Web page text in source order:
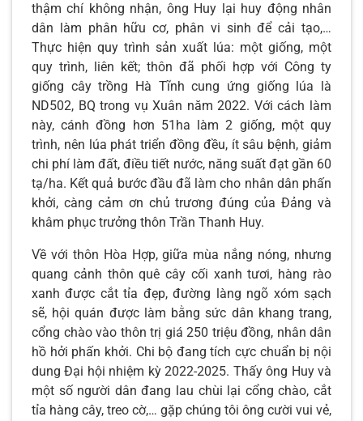
thậm chí không nhận, ông Huy lại huy động nhân
dân làm phân hữu cơ, phân vi sinh để cải tạo,…
Thực hiện quy trình sản xuất lúa: một giống, một
quy trình, liên kết; thôn đã phối hợp với Công ty
giống cây trồng Hà Tĩnh cung ứng giống lúa là
ND502, BQ trong vụ Xuân năm 2022. Với cách làm
này, cánh đồng hơn 51ha làm 2 giống, một quy
trình, nên lúa phát triển đồng đều, ít sâu bệnh, giảm
chi phí làm đất, điều tiết nước, năng suất đạt gần 60
tạ/ha. Kết quả bước đầu đã làm cho nhân dân phấn
khởi, càng cảm ơn chủ trương đúng của Đảng và
khâm phục trưởng thôn Trần Thanh Huy.
Về với thôn Hòa Hợp, giữa mùa nắng nóng, nhưng
quang cảnh thôn quê cây cối xanh tươi, hàng rào
xanh được cắt tỉa đẹp, đường làng ngõ xóm sạch
sẽ, hội quán được làm bằng sức dân khang trang,
cổng chào vào thôn trị giá 250 triệu đồng, nhân dân
hồ hởi phấn khởi. Chi bộ đang tích cực chuẩn bị nội
dung Đại hội nhiệm kỳ 2022-2025. Thấy ông Huy và
một số người dân đang lau chùi lại cổng chào, cắt
tỉa hàng cây, treo cờ,… gặp chúng tôi ông cười vui vẻ,